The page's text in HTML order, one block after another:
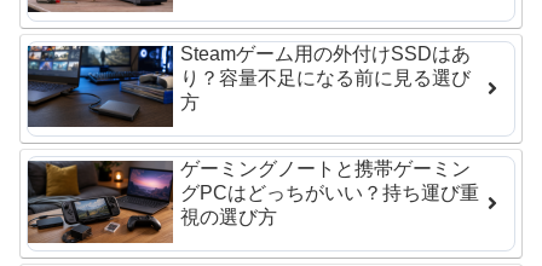
Steamゲーム用の外付けSSDはあ
り？容量不足になる前に見る選び
方
ゲーミングノートと携帯ゲーミン
グPCはどっちがいい？持ち運び重
視の選び方